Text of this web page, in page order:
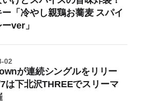
「冷やし親鶏お蕎麦 スパイ
ver」
が連続シングルをリリー
は下北沢THREEでスリーマ
02